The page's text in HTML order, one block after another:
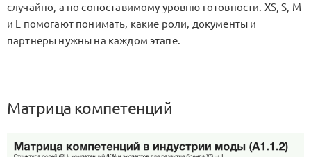
случайно, а по сопоставимому уровню готовности. XS, S, M
и L помогают понимать, какие роли, документы и
партнеры нужны на каждом этапе.
Матрица компетенций